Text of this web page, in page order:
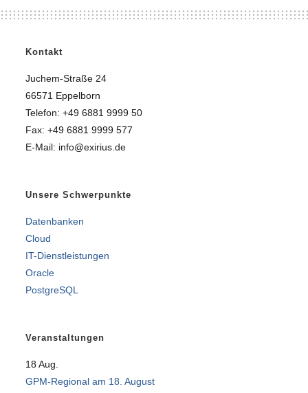
Kontakt
Juchem-Straße 24
66571 Eppelborn
Telefon: +49 6881 9999 50
Fax: +49 6881 9999 577
E-Mail: info@exirius.de
Unsere Schwerpunkte
Datenbanken
Cloud
IT-Dienstleistungen
Oracle
PostgreSQL
Veranstaltungen
18 Aug.
GPM-Regional am 18. August